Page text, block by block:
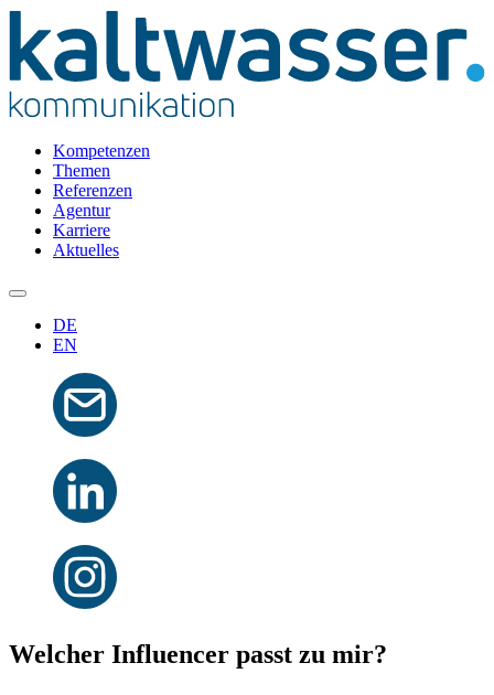
Kompetenzen
Themen
Referenzen
Agentur
Karriere
Aktuelles
DE
EN
Welcher Influencer passt zu mir?